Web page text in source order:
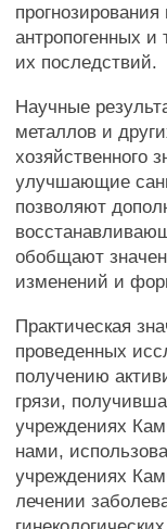
антропогенных
их последствий.
Научные
металлов и
хозяйственного
улучшающие
позволяют
обобщают
изменений и
Практическая
проведенных
получению
грязи,
учреждениях
нами,
учреждениях
лечении